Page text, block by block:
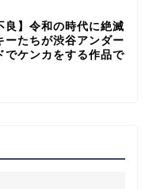
良】令和の時代に絶滅
ーたちが渋谷アンダー
でケンカをする作品で